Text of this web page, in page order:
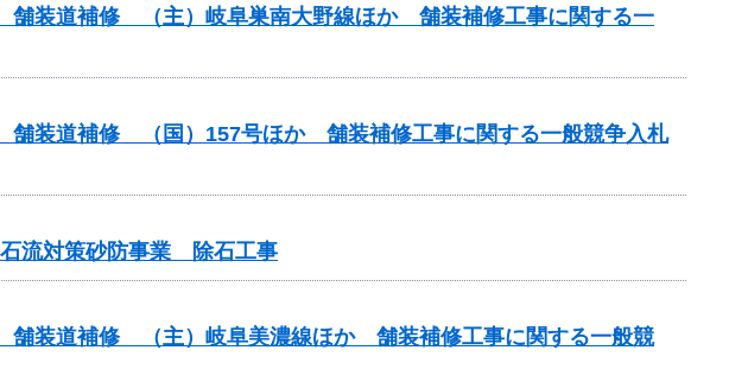
装道補修 （主）岐阜巣南大野線ほか 舗装補修工事に関する一
装道補修 （国）157号ほか 舗装補修工事に関する一般競争入札
流対策砂防事業 除石工事
装道補修 （主）岐阜美濃線ほか 舗装補修工事に関する一般競